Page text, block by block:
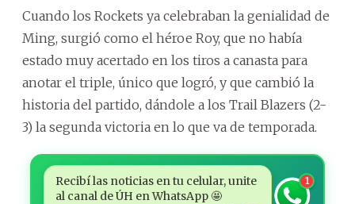
Cuando los Rockets ya celebraban la genialidad de
Ming, surgió como el héroe Roy, que no había
estado muy acertado en los tiros a canasta para
anotar el triple, único que logró, y que cambió la
historia del partido, dándole a los Trail Blazers (2-
3) la segunda victoria en lo que va de temporada.
Recibí las noticias en tu celular, unite
al canal de ÚH en WhatsApp 🤩
1